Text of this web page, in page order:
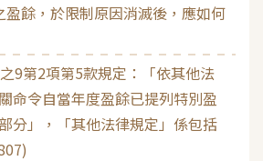
盈餘，於限制原因消滅後，應如何
9第2項第5款規定：「依其他法
命令自當年度盈餘已提列特別盈
分」，「其他法律規定」係包括